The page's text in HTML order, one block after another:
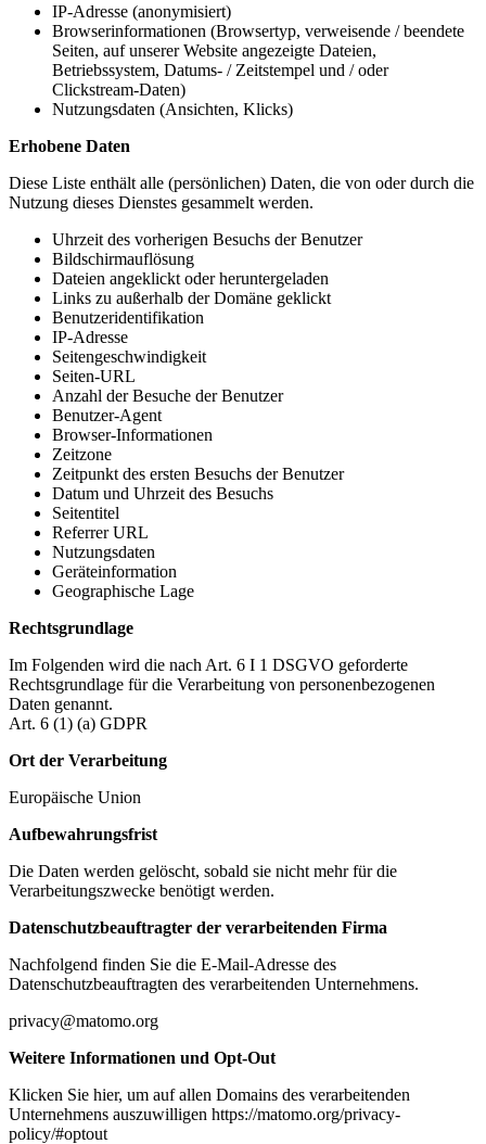
IP-Adresse (anonymisiert)
Browserinformationen (Browsertyp, verweisende / beendete
Seiten, auf unserer Website angezeigte Dateien,
Betriebssystem, Datums- / Zeitstempel und / oder
Clickstream-Daten)
Nutzungsdaten (Ansichten, Klicks)
Erhobene Daten
Diese Liste enthält alle (persönlichen) Daten, die von oder durch die
Nutzung dieses Dienstes gesammelt werden.
Uhrzeit des vorherigen Besuchs der Benutzer
Bildschirmauflösung
Dateien angeklickt oder heruntergeladen
Links zu außerhalb der Domäne geklickt
Benutzeridentifikation
IP-Adresse
Seitengeschwindigkeit
Seiten-URL
Anzahl der Besuche der Benutzer
Benutzer-Agent
Browser-Informationen
Zeitzone
Zeitpunkt des ersten Besuchs der Benutzer
Datum und Uhrzeit des Besuchs
Seitentitel
Referrer URL
Nutzungsdaten
Geräteinformation
Geographische Lage
Rechtsgrundlage
Im Folgenden wird die nach Art. 6 I 1 DSGVO geforderte
Rechtsgrundlage für die Verarbeitung von personenbezogenen
Daten genannt.
Art. 6 (1) (a) GDPR
Ort der Verarbeitung
Europäische Union
Aufbewahrungsfrist
Die Daten werden gelöscht, sobald sie nicht mehr für die
Verarbeitungszwecke benötigt werden.
Datenschutzbeauftragter der verarbeitenden Firma
Nachfolgend finden Sie die E-Mail-Adresse des
Datenschutzbeauftragten des verarbeitenden Unternehmens.
privacy@matomo.org
Weitere Informationen und Opt-Out
Klicken Sie hier, um auf allen Domains des verarbeitenden
Unternehmens auszuwilligen https://matomo.org/privacy-
policy/#optout